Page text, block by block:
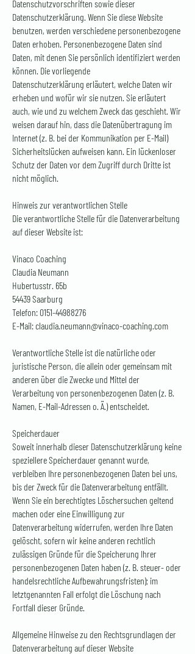
Datenschutzvorschriften sowie dieser
Datenschutzerklärung. Wenn Sie diese Website
benutzen, werden verschiedene personenbezogene
Daten erhoben. Personenbezogene Daten sind
Daten, mit denen Sie persönlich identifiziert werden
können. Die vorliegende
Datenschutzerklärung erläutert, welche Daten wir
erheben und wofür wir sie nutzen. Sie erläutert
auch, wie und zu welchem Zweck das geschieht. Wir
weisen darauf hin, dass die Datenübertragung im
Internet (z. B. bei der Kommunikation per E-Mail)
Sicherheitslücken aufweisen kann. Ein lückenloser
Schutz der Daten vor dem Zugriff durch Dritte ist
nicht möglich.
Hinweis zur verantwortlichen Stelle
Die verantwortliche Stelle für die Datenverarbeitung
auf dieser Website ist:
Vinaco Coaching
Claudia Neumann
Hubertusstr. 65b
54439 Saarburg
Telefon: 0151-44988276
E-Mail:claudia.neumann@vinaco-coaching.com
Verantwortliche Stelle ist die natürliche oder
juristische Person, die allein oder gemeinsam mit
anderen über die Zwecke und Mittel der
Verarbeitung von personenbezogenen Daten (z. B.
Namen, E-Mail-Adressen o. Ä.) entscheidet.
Speicherdauer
Soweit innerhalb dieser Datenschutzerklärung keine
speziellere Speicherdauer genannt wurde,
verbleiben Ihre personenbezogenen Daten bei uns,
bis der Zweck für die Datenverarbeitung entfällt.
Wenn Sie ein berechtigtes Löschersuchen geltend
machen oder eine Einwilligung zur
Datenverarbeitung widerrufen, werden Ihre Daten
gelöscht, sofern wir keine anderen rechtlich
zulässigen Gründe für die Speicherung Ihrer
personenbezogenen Daten haben (z. B. steuer- oder
handelsrechtliche Aufbewahrungsfristen); im
letztgenannten Fall erfolgt die Löschung nach
Fortfall dieser Gründe.
Allgemeine Hinweise zu den Rechtsgrundlagen der
Datenverarbeitung auf dieser Website